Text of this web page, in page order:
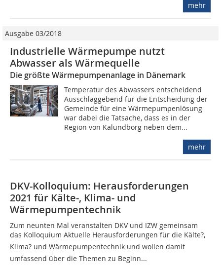
mehr
Ausgabe 03/2018
Industrielle Wärmepumpe nutzt
Abwasser als Wärmequelle
Die größte Wärmepumpenanlage in Dänemark
Temperatur des Abwassers entscheidend
Ausschlaggebend für die Entscheidung der
Gemeinde für eine Wärmepumpenlösung
war dabei die Tatsache, dass es in der
Region von Kalundborg neben dem...
mehr
DKV-Kolloquium: Herausforderungen
2021 für Kälte‐, Klima‐ und
Wärmepumpentechnik
Zum neunten Mal veranstalten DKV und IZW gemeinsam
das Kolloquium Aktuelle Herausforderungen für die Kälte?,
Klima? und Wärmepumpentechnik und wollen damit
umfassend über die Themen zu Beginn...